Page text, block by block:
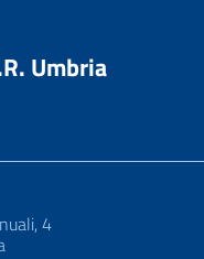
Umbria
4